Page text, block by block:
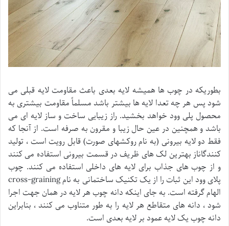
بطوریکه در چوب ها همیشه لایه بعدی باعث مقاومت لایه قبلی می
شود پس هر چه تعدا لایه ها بیشتر باشد مسلماً مقاومت بیشتری به
محصول پلی وود خواهد بخشید. راز زیبایی ساخت و ساز لایه ای می
باشد و همچنین در عین حال زیبا و مقرون به صرفه است. از آنجا که
فقط دو لایه بیرونی (به نام روکشهای صورت) قابل رویت است ، تولید
کنندگاناز بهترین لک های ظریف در قسمت بیرونی استفاده می کنند
و از چوب های جذاب برای لایه های داخلی استفاده می کنند. چوب
پلای وود این ثبات را از یک تکنیک ساختمانی به نام cross-graining
الهام گرفته است. به جای اینکه دانه چوب هر لایه در همان جهت اجرا
شود ، دانه های متقاطع هر لایه را به طور متناوب می کنند ، بنابراین
دانه چوب یک لایه عمود بر لایه بعدی است.